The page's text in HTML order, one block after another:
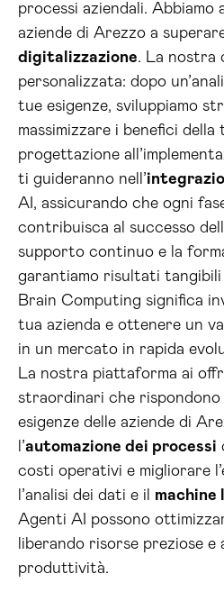
processi aziendali. Abbiamo
aziende di Arezzo a
digitalizzazione. La nostra
personalizzata: dopo
tue esigenze, sviluppiamo
massimizzare i benefici della
progettazione
ti guideranno nell’
AI, assicurando che ogni
contribuisca al successo
supporto continuo e la
garantiamo risultati
Brain Computing significa
tua azienda e ottenere un
in un mercato in rapida
La nostra piattaforma ai
straordinari che
esigenze delle aziende di
l’automazione dei processi
costi operativi e migliorare
l’analisi dei dati e il machine
Agenti AI possono
liberando risorse preziose e
produttività.